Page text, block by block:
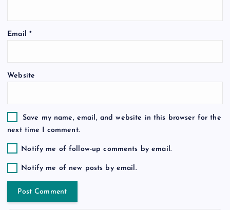
n
Email *
Website
Save my name, email, and website in this browser for the
next time I comment.
Notify me of follow-up comments by email.
Notify me of new posts by email.